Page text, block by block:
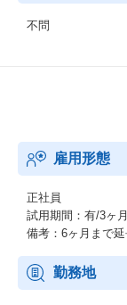
不問
雇用形態
正社員
試用期間：有/3ヶ月
備考：6ヶ月まで
勤務地